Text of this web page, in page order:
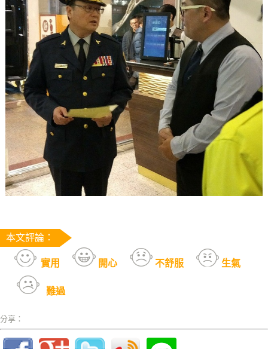
本文評論：
實用 開心 不舒服 生氣
難過
分享：